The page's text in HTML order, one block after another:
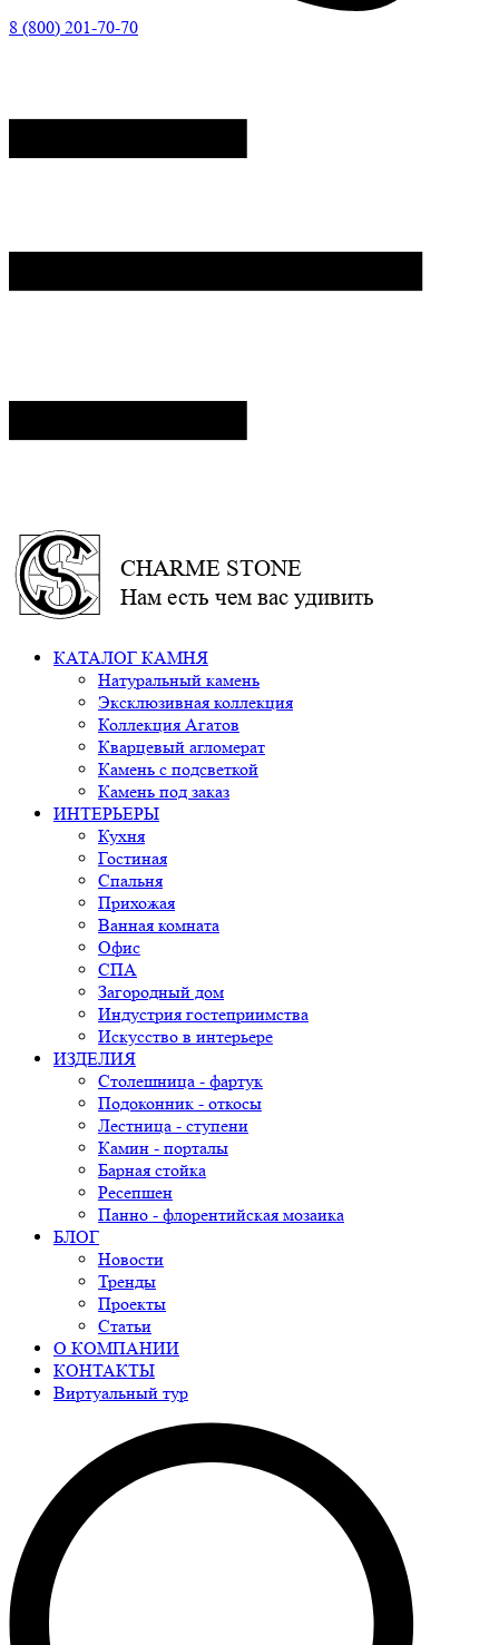
8 (800) 201-70-70
CHARME STONE
Нам есть чем вас удивить
КАТАЛОГ КАМНЯ
Натуральный камень
Эксклюзивная коллекция
Коллекция Агатов
Кварцевый агломерат
Камень с подсветкой
Камень под заказ
ИНТЕРЬЕРЫ
Кухня
Гостиная
Спальня
Прихожая
Ванная комната
Офис
СПА
Загородный дом
Индустрия гостеприимства
Искусство в интерьере
ИЗДЕЛИЯ
Столешница - фартук
Подоконник - откосы
Лестница - ступени
Камин - порталы
Барная стойка
Ресепшен
Панно - флорентийская мозаика
БЛОГ
Новости
Тренды
Проекты
Статьи
О КОМПАНИИ
КОНТАКТЫ
Виртуальный тур